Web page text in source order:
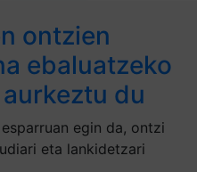
ontzien
ebaluatzeko
du
egin da, ontzi
eta lankidetzari